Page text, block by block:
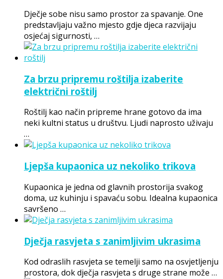
Dječje sobe nisu samo prostor za spavanje. One
predstavljaju važno mjesto gdje djeca razvijaju
osjećaj sigurnosti, …
Za brzu pripremu roštilja izaberite
električni roštilj
Roštilj kao način pripreme hrane gotovo da ima
neki kultni status u društvu. Ljudi naprosto uživaju
…
Ljepša kupaonica uz nekoliko trikova
Kupaonica je jedna od glavnih prostorija svakog
doma, uz kuhinju i spavaću sobu. Idealna kupaonica
savršeno …
Dječja rasvjeta s zanimljivim ukrasima
Kod odraslih rasvjeta se temelji samo na osvjetljenju
prostora, dok dječja rasvjeta s druge strane može …